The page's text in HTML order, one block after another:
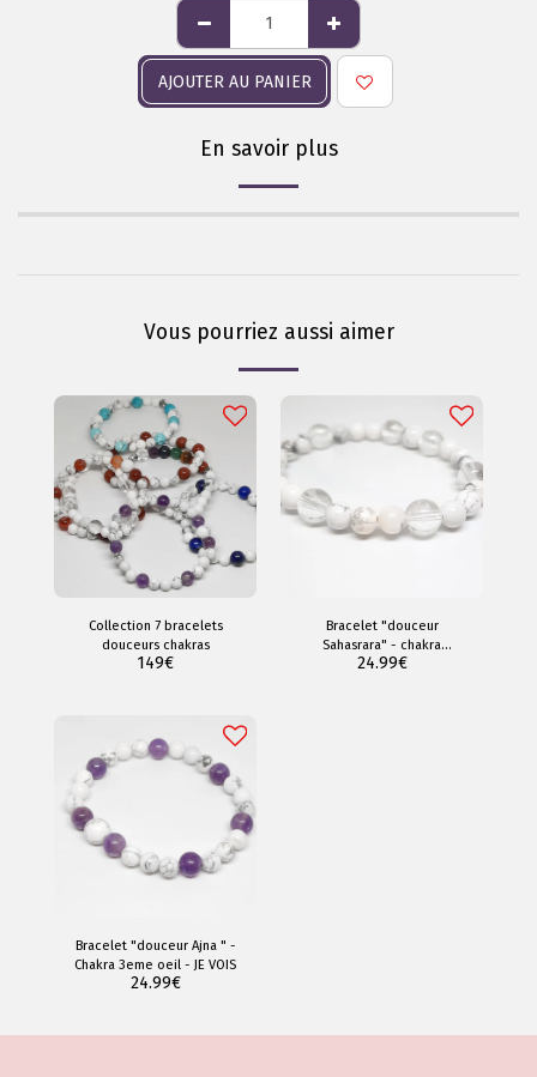
AJOUTER AU PANIER
En savoir plus
Vous pourriez aussi aimer
Collection 7 bracelets
douceurs chakras
149€
Bracelet "douceur
Sahasrara" - chakra
Coronal - JE COMPRENDS
24.99€
Bracelet "douceur Ajna " -
Chakra 3eme oeil - JE VOIS
24.99€